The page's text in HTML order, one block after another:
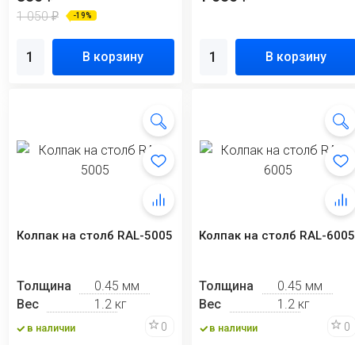
1 050₽ -19%
В корзину В корзину
Колпак на столб RAL-5005
Толщина
0.45 мм
Вес
1.2 кг
в наличии 0
Колпак на столб RAL-6005
Толщина
0.45 мм
Вес
1.2 кг
в наличии 0